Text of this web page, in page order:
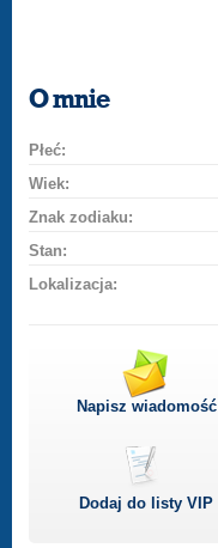
O mnie
Płeć:
Wiek:
Znak zodiaku:
Stan:
Lokalizacja:
Napisz wiadomość
Dodaj do listyVIP